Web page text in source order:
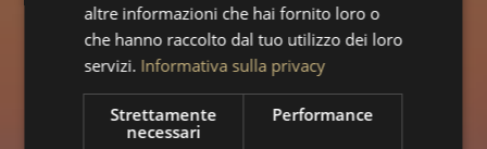
Tempo libero a
Milano
altre informazioni che hai fornito loro o
che hanno raccolto dal tuo utilizzo dei loro
servizi. Informativa sulla privacy
Strettamente
necessari
Performance